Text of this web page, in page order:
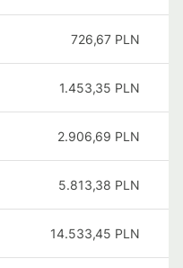
726,67 PLN
1.453,35 PLN
2.906,69 PLN
5.813,38 PLN
14.533,45 PLN